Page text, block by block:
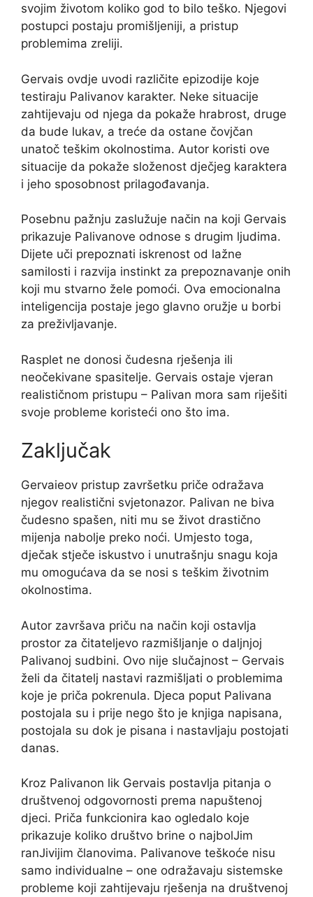
svojim životom koliko god to bilo teško. Njegovi
postupci postaju promišljeniji, a pristup
problemima zreliji.
Gervais ovdje uvodi različite epizodije koje
testiraju Palivanov karakter. Neke situacije
zahtijevaju od njega da pokaže hrabrost, druge
da bude lukav, a treće da ostane čovjčan
unatoč teškim okolnostima. Autor koristi ove
situacije da pokaže složenost dječjeg karaktera
i jeho sposobnost prilagođavanja.
Posebnu pažnju zaslužuje način na koji Gervais
prikazuje Palivanove odnose s drugim ljudima.
Dijete uči prepoznati iskrenost od lažne
samilosti i razvija instinkt za prepoznavanje onih
koji mu stvarno žele pomoći. Ova emocionalna
inteligencija postaje jego glavno oružje u borbi
za preživljavanje.
Rasplet ne donosi čudesna rješenja ili
neočekivane spasitelje. Gervais ostaje vjeran
realističnom pristupu – Palivan mora sam riješiti
svoje probleme koristeći ono što ima.
Zaključak
Gervaieov pristup završetku priče odražava
njegov realistični svjetonazor. Palivan ne biva
čudesno spašen, niti mu se život drastično
mijenja nabolje preko noći. Umjesto toga,
dječak stječe iskustvo i unutrašnju snagu koja
mu omogućava da se nosi s teškim životnim
okolnostima.
Autor završava priču na način koji ostavlja
prostor za čitateljevo razmišljanje o daljnjoj
Palivanoj sudbini. Ovo nije slučajnost – Gervais
želi da čitatelj nastavi razmišljati o problemima
koje je priča pokrenula. Djeca poput Palivana
postojala su i prije nego što je knjiga napisana,
postojala su dok je pisana i nastavljaju postojati
danas.
Kroz Palivanon lik Gervais postavlja pitanja o
društvenoj odgovornosti prema napuštenoj
djeci. Priča funkcionira kao ogledalo koje
prikazuje koliko društvo brine o najbolJim
ranJivijim članovima. Palivanove teškoće nisu
samo individualne – one odražavaju sistemske
probleme koji zahtijevaju rješenja na društvenoj